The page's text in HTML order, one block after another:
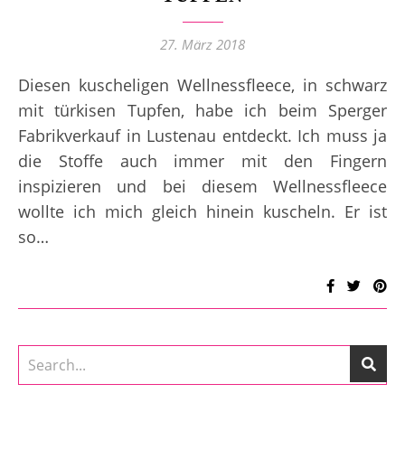
27. März 2018
Diesen kuscheligen Wellnessfleece, in schwarz
mit türkisen Tupfen, habe ich beim Sperger
Fabrikverkauf in Lustenau entdeckt. Ich muss ja
die Stoffe auch immer mit den Fingern
inspizieren und bei diesem Wellnessfleece
wollte ich mich gleich hinein kuscheln. Er ist
so…